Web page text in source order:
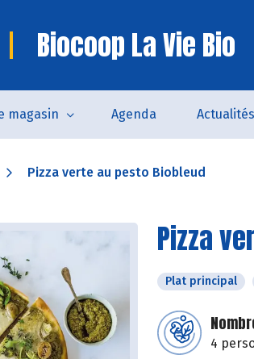
Biocoop La Vie Bio
magasin Agenda Actualités
Pizza verte au pesto Biobleud
Pizza
Plat principal
4